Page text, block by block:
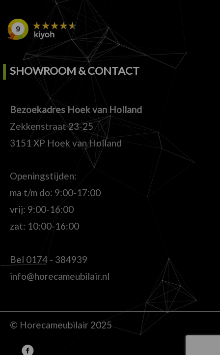
SHOWROOM & CONTACT
Bezoekadres Hoek van Holland
Zekkenstraat 23-25
3151 XP Hoek van Holland
Openingstijden:
ma t/m do: 9:00-17:00
vrij: 9:00-16:00
zat: 10:00-16:00
Bel 0174 - 384939
info@horecameubilair.nl
© Horecameubilair 2025